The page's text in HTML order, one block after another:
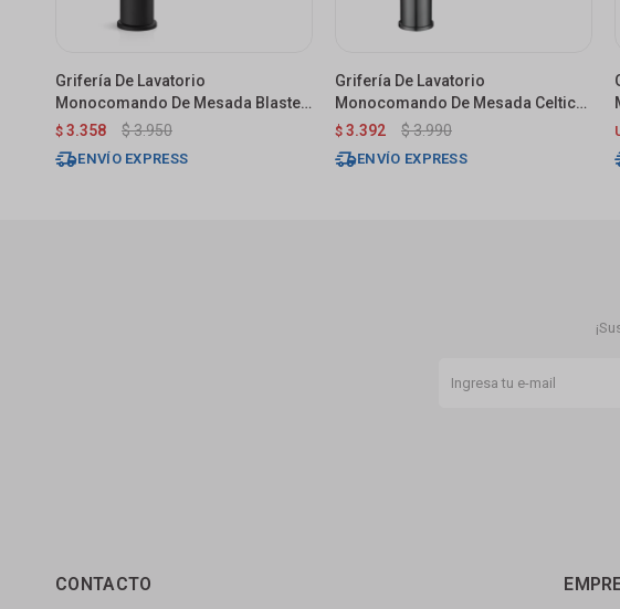
Grifería De Lavatorio
Monocomando De Mesada Blaster
Negro Mate
$ 3.358 $3.950
ENVÍO EXPRESS
Grifería De Lavatorio
Monocomando De Mesada Celtic
Grafito
$ 3.392 $3.990
ENVÍO EXPRESS
CONTACTO